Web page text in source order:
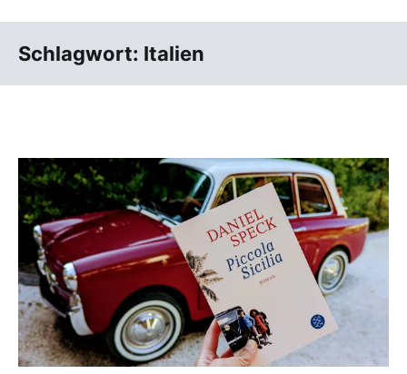
Schlagwort: Italien